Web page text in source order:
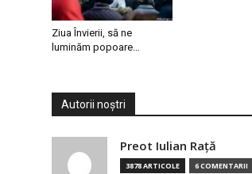
Ziua Învierii, să ne
luminăm popoare…
Autorii noștri
Preot Iulian Raţă
3878 ARTICOLE 6 COMENTARII